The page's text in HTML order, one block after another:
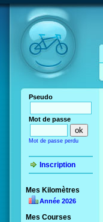
Pseudo
Mot de passe
Mot de passe perdu
Inscription
Mes Kilomètres
Année 2026
Mes Courses